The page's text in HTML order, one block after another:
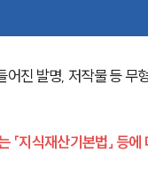
진 발명, 저작물 등 무
지식재산기본법」 등